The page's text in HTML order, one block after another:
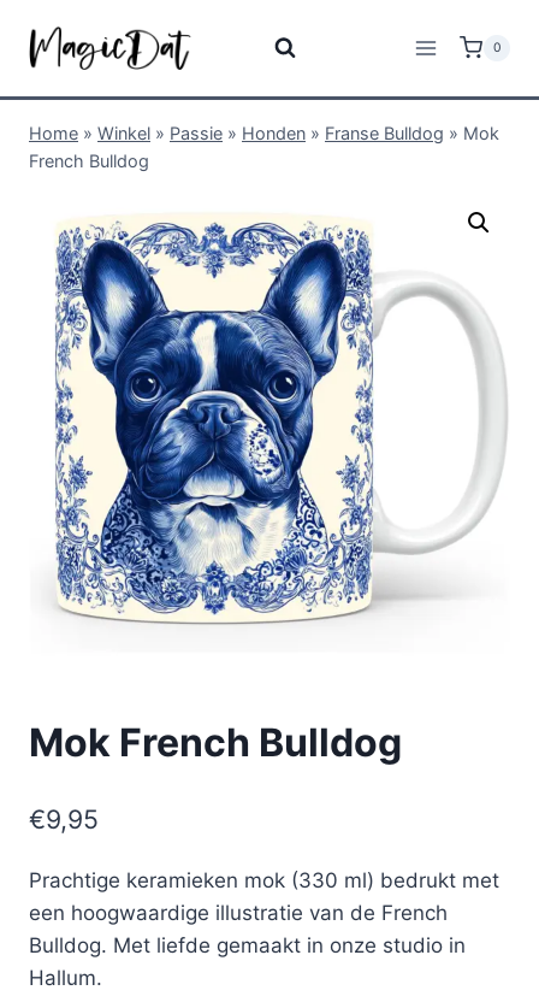
0
Home » Winkel » Passie » Honden » Franse Bulldog » Mok
French Bulldog
Mok French Bulldog
€9,95
Prachtige keramieken mok (330 ml) bedrukt met
een hoogwaardige illustratie van de French
Bulldog. Met liefde gemaakt in onze studio in
Hallum.